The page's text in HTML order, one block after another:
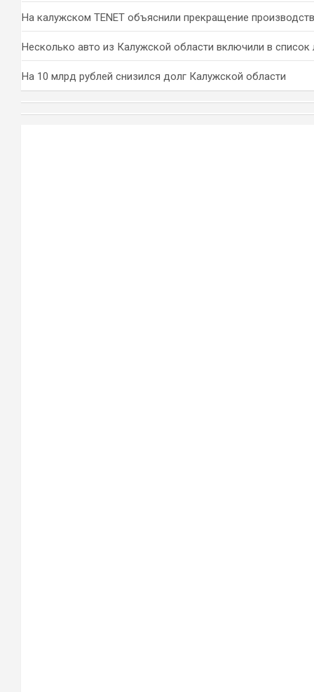
На калужском TENET объяснили прекращение
Несколько авто из Калужской области включили в список
На 10 млрд рублей снизился долг Калужской области